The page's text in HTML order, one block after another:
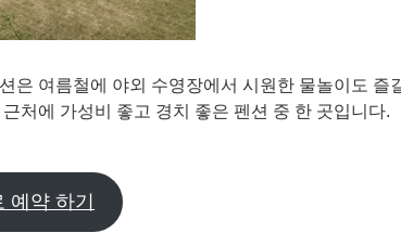
은 여름철에 야외 수영장에서 시원한 물놀이도 즐
처에 가성비 좋고 경치 좋은 펜션 중 한 곳입니다.
예약 하기